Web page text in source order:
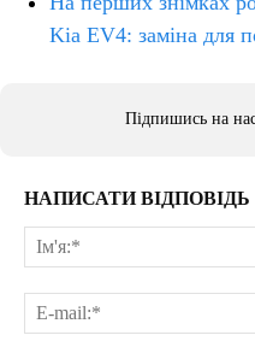
Kia EV4: заміна для
Підпишись на
НАПИСАТИ ВІДПОВІДЬ